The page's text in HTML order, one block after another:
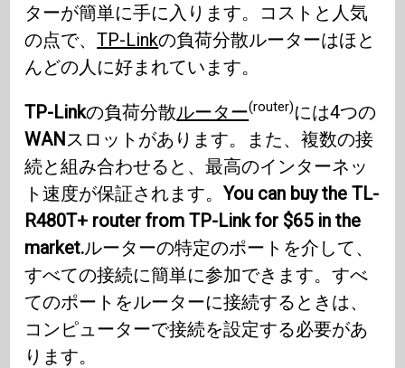
ターが簡単に手に入ります。コストと人気
の点で、TP-Linkの負荷分散ルーターはほと
んどの人に好まれています。
TP-Linkの負荷分散ルーター(router)には4つの
WANスロットがあります。また、複数の接
続と組み合わせると、最高のインターネッ
ト速度が保証されます。You can buy the TL-
R480T+ router from TP-Link for $65 in the
market.ルーターの特定のポートを介して、
すべての接続に簡単に参加できます。すべ
てのポートをルーターに接続するときは、
コンピューターで接続を設定する必要があ
ります。